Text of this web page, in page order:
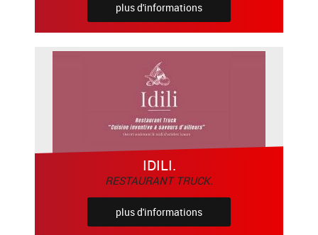
plus d'informations
IDILI.
RESTAURANT TRUCK.
plus d'informations